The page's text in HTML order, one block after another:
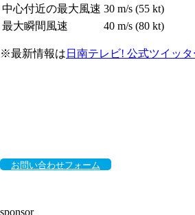
中心付近の最大風速 30 m/s (55 kt)
最大瞬間風速
40 m/s (80 kt)
※最新情報は 日南テレビ! 公式ツイッタ
お問い合わせフォーム
sponsor